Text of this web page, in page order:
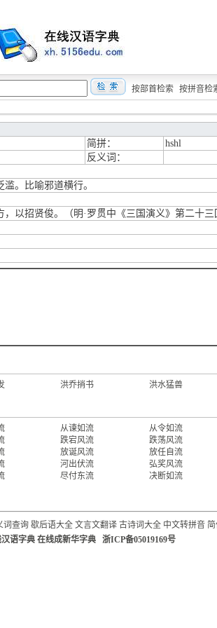
按部首检索 按拼音检
简拼：
hshl
反义词：
。比喻邪道横行。
，以招贤俊。（明·罗贯中《三国演义》第二十三
洪乔捎书 洪水猛兽
从谏如流
从令如流
跌宕风流
跌荡风流
放诞风流
放任自流
河出伏流
弘奖风流
尽付东流
决断如流
词查询 歇后语大全 文言文翻译 古诗词大全 中文转拼音
语字典 在线成新华字典 浙ICP备05019169号